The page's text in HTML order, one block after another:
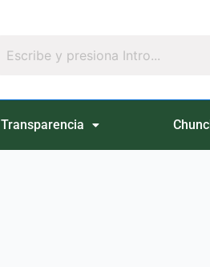
Transparencia